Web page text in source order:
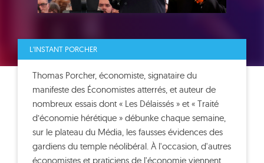
L'INSTANT PORCHER
Thomas Porcher, économiste, signataire du
manifeste des Économistes atterrés, et auteur de
nombreux essais dont « Les Délaissés » et « Traité
d’économie hérétique » débunke chaque semaine,
sur le plateau du Média, les fausses évidences des
gardiens du temple néolibéral. À l'occasion, d'autres
économistes et praticiens de l'économie viennent